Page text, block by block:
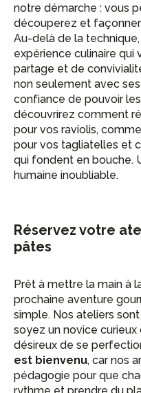
notre démarche : vous
découperez et
Au-delà de la
expérience culinaire qui
partage et de
non seulement avec
confiance de pouvoir
découvrirez comment
pour vos raviolis,
pour vos tagliatelles et
qui fondent en bouche.
humaine inoubliable.
Réservez votre
pâtes
Prêt à mettre la main à
prochaine aventure
simple. Nos ateliers
soyez un novice curieux
désireux de se
est bienvenu, car nos
pédagogie pour que
rythme et prendre du